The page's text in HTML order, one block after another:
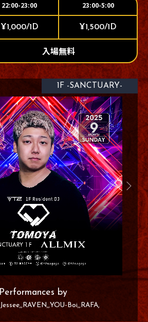
22:00-23:00 23:00-5:00
¥1,000/1D ¥1,500/1D
入場無料
1F -SANCTUARY-
Performances by
Jessee RAVEN YOU-Boi RAFA